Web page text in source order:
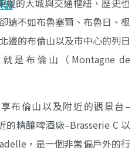
器
邊的大城與交通樞紐，歷史也
遠不如布魯塞爾、布魯日、根
邊的布倫山以及市中心的列日
是布倫山（Montagne de
布倫山以及附近的觀景台–
精釀啤酒廠–Brasserie C 以
，是一個非常偏戶外的行